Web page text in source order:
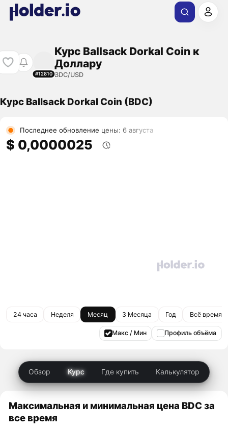
#12810
Курс Ballsack Dorkal Coin к
Доллару
BDC/USD
Курс Ballsack Dorkal Coin (BDC)
Последнее обновление цены: 6 августа
$ 0,0000025
24 часа Неделя Месяц 3 Месяца Год Всё время
Макс / Мин Профиль объёма
Обзор Курс Где купить Калькулятор
Максимальная и минимальная цена BDC за
все время